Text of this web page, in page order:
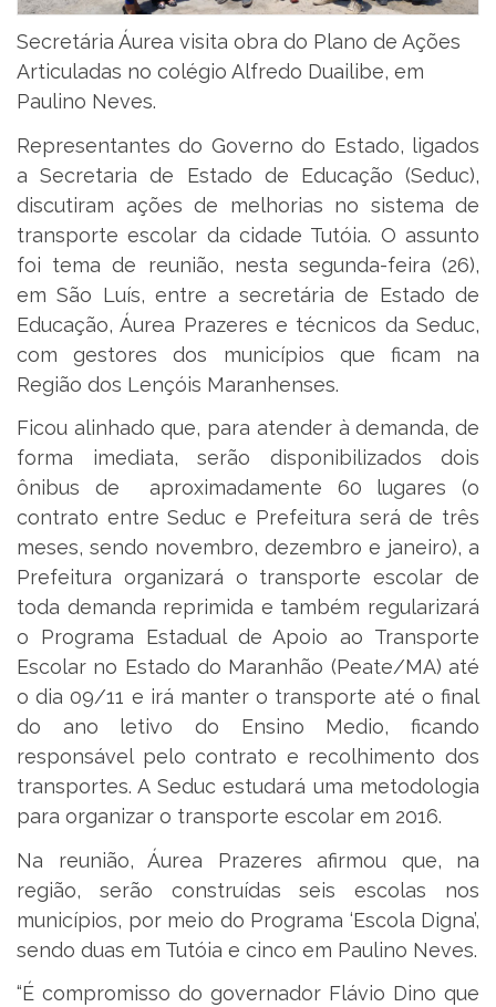
Secretária Áurea visita obra do Plano de Ações
Articuladas no colégio Alfredo Duailibe, em
Paulino Neves.
Representantes do Governo do Estado, ligados
a Secretaria de Estado de Educação (Seduc),
discutiram ações de melhorias no sistema de
transporte escolar da cidade Tutóia. O assunto
foi tema de reunião, nesta segunda-feira (26),
em São Luís, entre a secretária de Estado de
Educação, Áurea Prazeres e técnicos da Seduc,
com gestores dos municípios que ficam na
Região dos Lençóis Maranhenses.
Ficou alinhado que, para atender à demanda, de
forma imediata, serão disponibilizados dois
ônibus de aproximadamente 60 lugares (o
contrato entre Seduc e Prefeitura será de três
meses, sendo novembro, dezembro e janeiro), a
Prefeitura organizará o transporte escolar de
toda demanda reprimida e também regularizará
o Programa Estadual de Apoio ao Transporte
Escolar no Estado do Maranhão (Peate/MA) até
o dia 09/11 e irá manter o transporte até o final
do ano letivo do Ensino Medio, ficando
responsável pelo contrato e recolhimento dos
transportes. A Seduc estudará uma metodologia
para organizar o transporte escolar em 2016.
Na reunião, Áurea Prazeres afirmou que, na
região, serão construídas seis escolas nos
municípios, por meio do Programa ‘Escola Digna’,
sendo duas em Tutóia e cinco em Paulino Neves.
“É compromisso do governador Flávio Dino que